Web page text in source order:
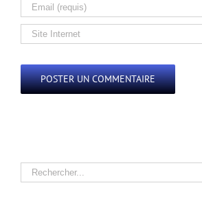
Rechercher: